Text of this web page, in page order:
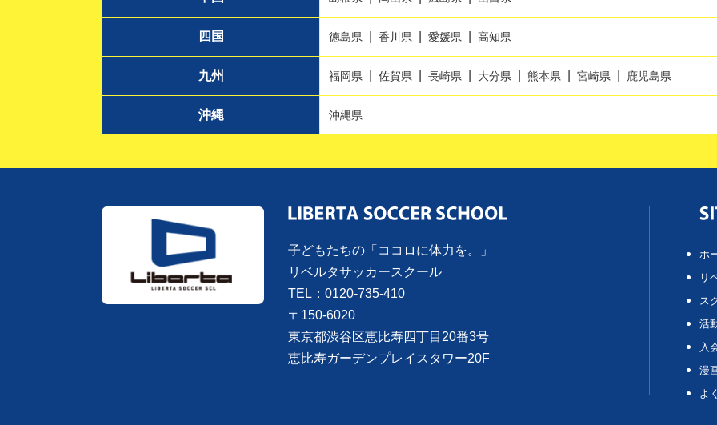
四国 徳島県 香川県 愛媛県 高知県
九州 福岡県 佐賀県 長崎県 大分県 熊本県 宮崎県 鹿児島県
沖縄 沖縄県
子どもたちの「ココロに体力を。」
リベルタサッカースクール
TEL：0120-735-410
〒150-6020
東京都渋谷区恵比寿四丁目20番3号
恵比寿ガーデンプレイスタワー20F
ホ
リ
ス
活
入
漫
よ